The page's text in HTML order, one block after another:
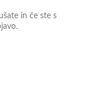
in če ste s